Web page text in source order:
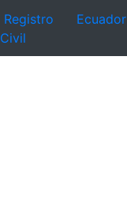
Registro
Civil
Ecuador